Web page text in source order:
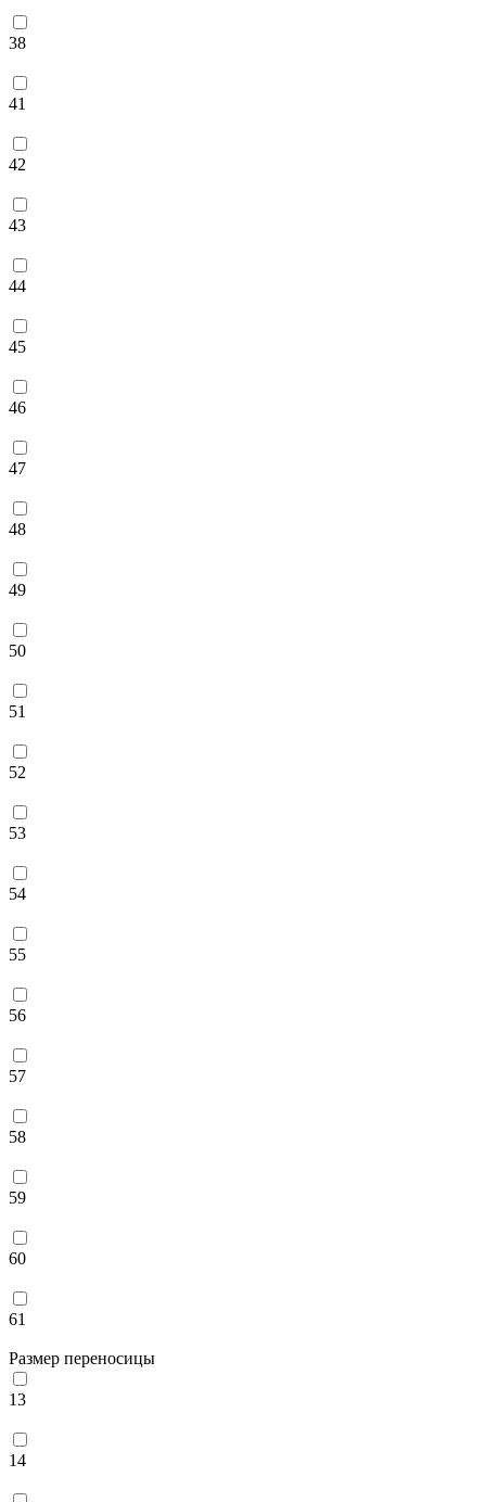
38
41
42
43
44
45
46
47
48
49
50
51
52
53
54
55
56
57
58
59
60
61
Размер переносицы
13
14